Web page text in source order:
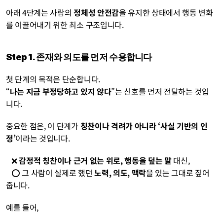
아래 4단계는 사람의 정체성 안전감을 유지한 상태에서 행동 변화
를 이끌어내기 위한 최소 구조입니다.
Step 1. 존재와 의도를 먼저 수용합니다
첫 단계의 목적은 단순합니다.
“나는 지금 부정당하고 있지 않다”는 신호를 먼저 전달하는 것입
니다.
중요한 점은, 이 단계가 칭찬이나 격려가 아니라 ‘사실 기반의 인
정’이라는 것입니다.
   ❌
감정적 칭찬이나 근거 없는 위로, 행동을 덮는 말 대신,
   ⭕ 그 사람이 실제로 했던
노력, 의도, 맥락을 있는 그대로 짚어
줍니다.
예를 들어,